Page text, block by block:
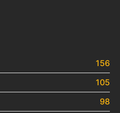
156
105
98